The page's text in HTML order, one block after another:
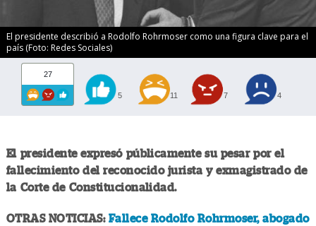
El presidente describió a Rodolfo Rohrmoser como una figura clave para el
país (Foto: Redes Sociales)
27
5 11 7 4
El presidente expresó públicamente su pesar por el
fallecimiento del reconocido jurista y exmagistrado de
la Corte de Constitucionalidad.
OTRAS NOTICIAS: Fallece Rodolfo Rohrmoser, abogado